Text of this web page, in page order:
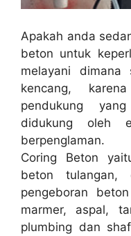
Apakah anda
beton untuk
melayani
kencang,
pendukung
didukung oleh
berpenglaman.
Coring Beton
beton tulangan,
pengeboran
marmer, aspal,
plumbing dan